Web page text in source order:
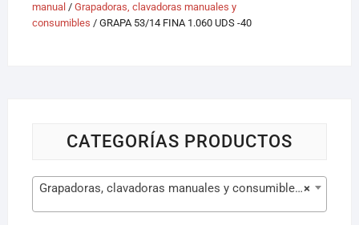
manual / Grapadoras, clavadoras manuales y
consumibles / GRAPA 53/14 FINA 1.060 UDS -40
CATEGORÍAS PRODUCTOS
×
Grapadoras, clavadoras manuales y consumibles (134)